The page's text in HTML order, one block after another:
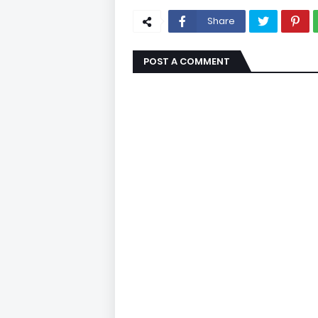
Share
POST A COMMENT